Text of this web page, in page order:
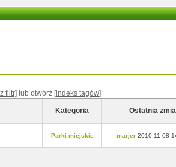
filtr] lub otwórz [indeks tagów]
Kategoria Ostatnia
Parki miejskie marjer 2010-11-08